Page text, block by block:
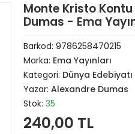
Monte Kristo
Dumas - Ema
Barkod: 9786258470215
Marka: Ema Yayınları
Kategori: Dünya
Yazar: Alexandre Dumas
Stok: 35
240,00 TL